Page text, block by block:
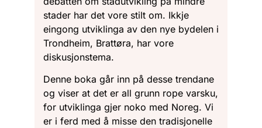
stader har det vore stilt om. Ikkje
eingong utviklinga av den nye bydelen i
Trondheim, Brattøra, har vore
diskusjonstema.
Denne boka går inn på desse trendane
og viser at det er all grunn rope varsku,
for utviklinga gjer noko med Noreg. Vi
er i ferd med å misse den tradisjonelle